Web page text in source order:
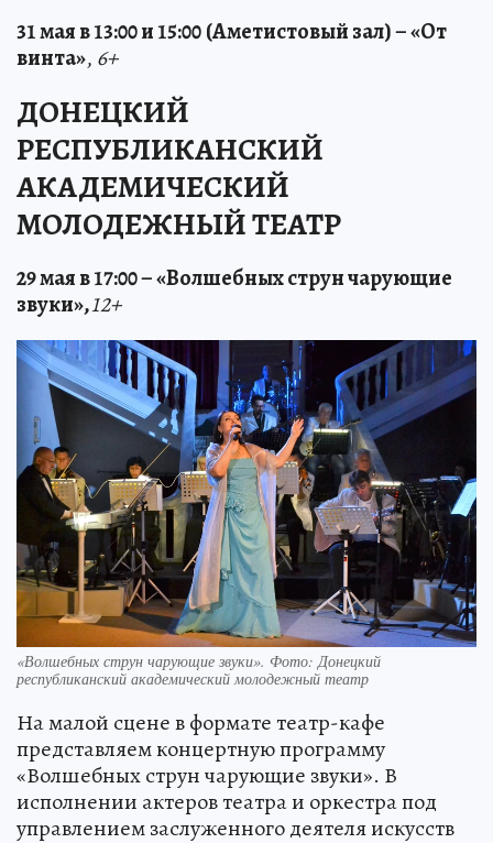
31 мая в 13:00 и 15:00(Аметистовый зал) – «От
винта», 6+
ДОНЕЦКИЙ
РЕСПУБЛИКАНСКИЙ
АКАДЕМИЧЕСКИЙ
МОЛОДЕЖНЫЙ ТЕАТР
29 мая в 17:00 – «Волшебных струн чарующие
звуки»,12+
«Волшебных струн чарующие звуки». Фото: Донецкий
республиканский академический молодежный театр
На малой сцене в формате театр-кафе
представляем концертную программу
«Волшебных струн чарующие звуки». В
исполнении актеров театра и оркестра под
управлением заслуженного деятеля искусств